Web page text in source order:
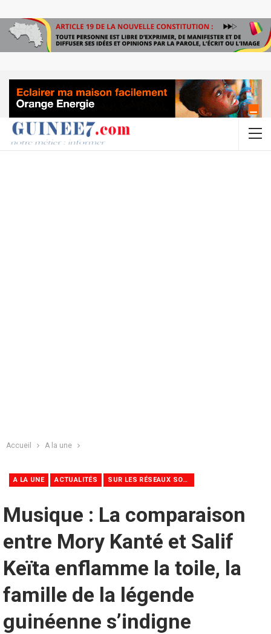
Accueil A la une
A LA UNE ACTUALITÉS SUR LES RÉSEAUX SOCIAUX
Musique : La comparaison
entre Mory Kanté et Salif
Keïta enflamme la toile, la
famille de la légende
guinéenne s’indigne